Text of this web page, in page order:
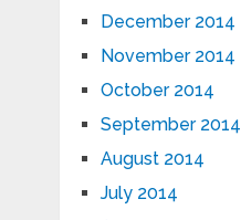
December 2014
November 2014
October 2014
September 2014
August 2014
July 2014